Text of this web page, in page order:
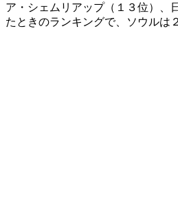
ア・シェムリアップ（１３位）、
たときのランキングで、ソウルは